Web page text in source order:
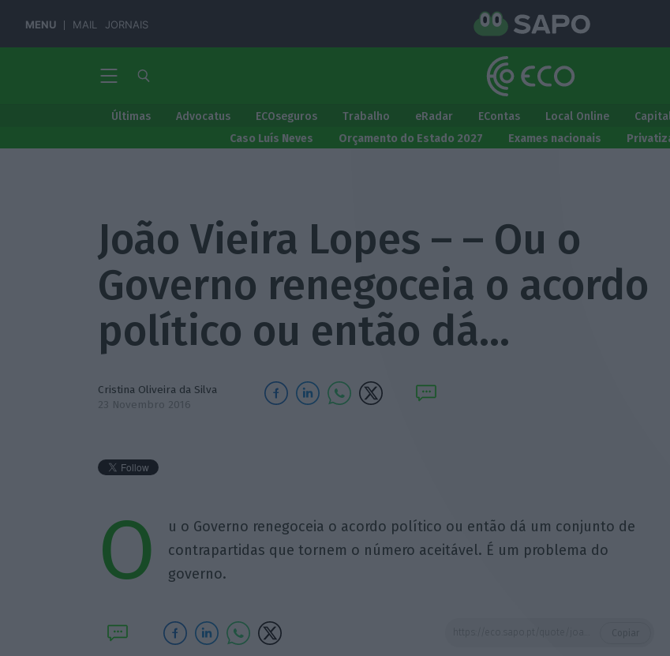
MENU MAIL JORNAIS
Últimas Advocatus ECOseguros Trabalho eRadar EContas Local Online
Caso Luís Neves
Orçamento do Estado 2027 Exames nacionais
João Vieira Lopes – – Ou o
Governo renegoceia o acordo
político ou então dá…
Cristina Oliveira da Silva
23 Novembro 2016
O
u o Governo renegoceia o acordo político ou então dá um conjunto de
contrapartidas que tornem o número aceitável. É um problema do
governo.